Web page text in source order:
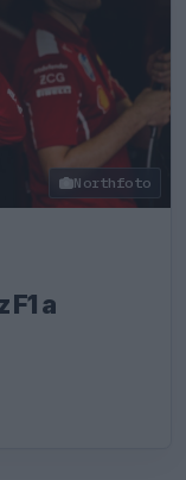
Northfoto
a